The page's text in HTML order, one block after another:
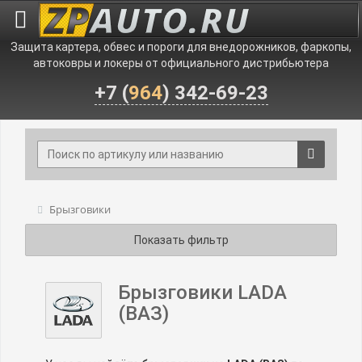
Защита картера, обвес и пороги для внедорожников, фаркопы,
автоковры и локеры от официального дистрибьютера
+7 (964) 342-69-23
Брызговики
Показать фильтр
Брызговики LADA
(ВАЗ)